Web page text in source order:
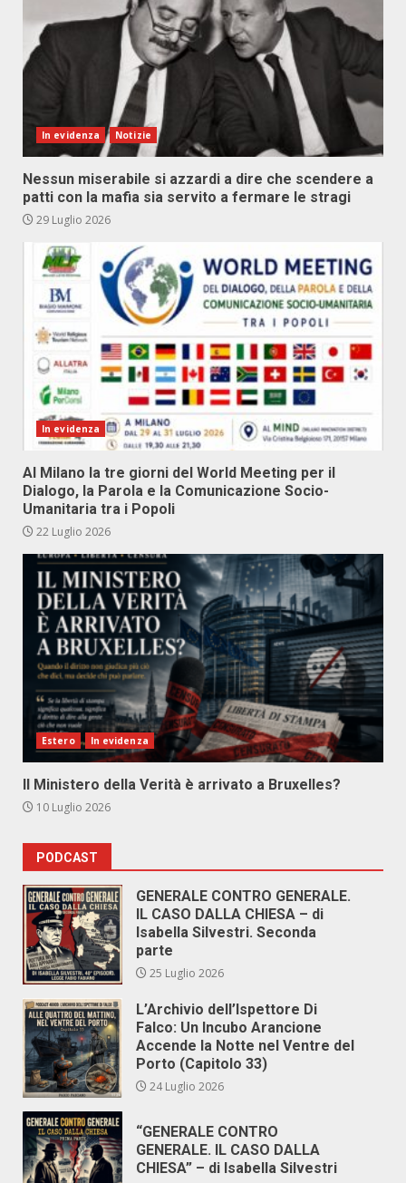
In evidenza Notizie
Nessun miserabile si azzardi a dire che scendere a
patti con la mafia sia servito a fermare le stragi
29 Luglio 2026
In evidenza
Al Milano la tre giorni del World Meeting per il
Dialogo, la Parola e la Comunicazione Socio-
Umanitaria tra i Popoli
22 Luglio 2026
Estero In evidenza
Il Ministero della Verità è arrivato a Bruxelles?
10 Luglio 2026
PODCAST
GENERALE CONTRO GENERALE.
IL CASO DALLA CHIESA – di
Isabella Silvestri. Seconda
parte
25 Luglio 2026
L’Archivio dell’Ispettore Di
Falco: Un Incubo Arancione
Accende la Notte nel Ventre del
Porto (Capitolo 33)
24 Luglio 2026
“GENERALE CONTRO
GENERALE. IL CASO DALLA
CHIESA” – di Isabella Silvestri